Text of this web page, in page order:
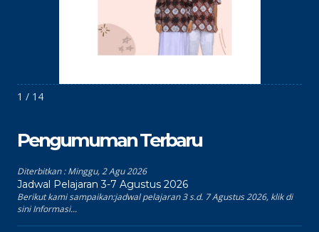
1 / 14
Pengumuman Terbaru
Diterbitkan :Minggu, 2 Agu 2026
Jadwal Pelajaran 3-7 Agustus 2026
Berikut kami sampaikan:jadwal pelajaran 3 s.d. 7 Agustus 2026, klik di
sini Informasi...